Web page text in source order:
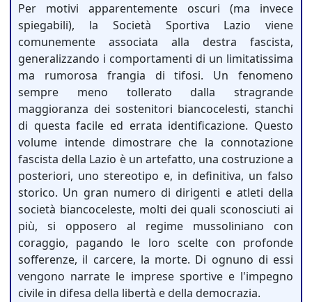
Per motivi apparentemente oscuri (ma invece
spiegabili), la Società Sportiva Lazio viene
comunemente associata alla destra fascista,
generalizzando i comportamenti di un limitatissima
ma rumorosa frangia di tifosi. Un fenomeno
sempre meno tollerato dalla stragrande
maggioranza dei sostenitori biancocelesti, stanchi
di questa facile ed errata identificazione. Questo
volume intende dimostrare che la connotazione
fascista della Lazio è un artefatto, una costruzione a
posteriori, uno stereotipo e, in definitiva, un falso
storico. Un gran numero di dirigenti e atleti della
società biancoceleste, molti dei quali sconosciuti ai
più, si opposero al regime mussoliniano con
coraggio, pagando le loro scelte con profonde
sofferenze, il carcere, la morte. Di ognuno di essi
vengono narrate le imprese sportive e l'impegno
civile in difesa della libertà e della democrazia.